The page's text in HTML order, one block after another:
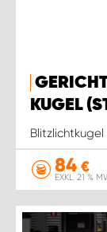
KUGEL
84 €
EXKL. 21 %